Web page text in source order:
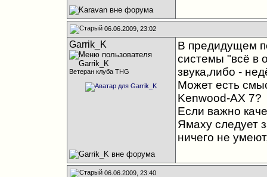
06.06.2009, 23:02
Garrik_K
Ветеран клуба THG
В предидущем
системы "всё в
звука,либо -
Может есть
Kenwood-AX 7?
Если важно
Ямаху следует
ничего не
06.06.2009, 23:40